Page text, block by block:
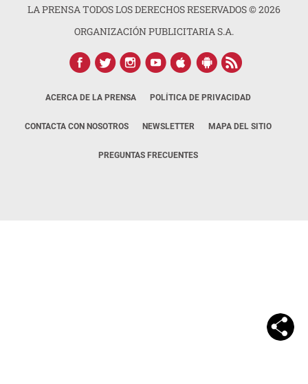
LA PRENSA TODOS LOS DERECHOS RESERVADOS ©2026
ORGANIZACIÓN PUBLICITARIA S.A.
ACERCA DE LA PRENSA POLÍTICA DE PRIVACIDAD
CONTACTA CON NOSOTROS NEWSLETTER MAPA DEL SITIO
PREGUNTAS FRECUENTES